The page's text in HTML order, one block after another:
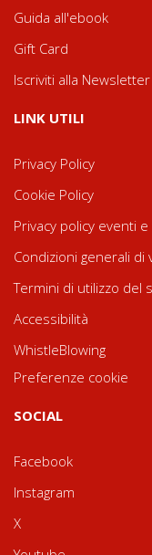
Guida all'ebook
Gift Card
Iscriviti alla Newsletter
LINK UTILI
Privacy Policy
Cookie Policy
Privacy policy eventi
Condizioni generali di
Termini di utilizzo del
Accessibilità
WhistleBlowing
Preferenze cookie
SOCIAL
Facebook
Instagram
X